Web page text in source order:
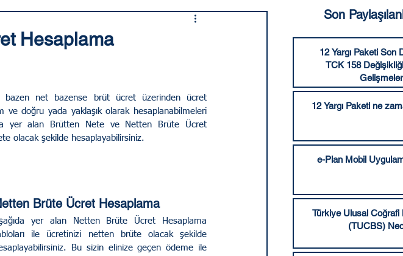
E Devlet
Hukuku
Hesaplama
bazen net bazense brüt ücret üzerinden ücret
ve doğru yada yaklaşık olarak hesaplanabilmeleri
yer alan Brütten Nete ve Netten Brüte Ücret
olacak şekilde hesaplayabilirsiniz.
Brüte Ücret Hesaplama
yer alan Netten Brüte Ücret Hesaplama
ile ücretinizi netten brüte olacak şekilde
Bu sizin elinize geçen ödeme ile
Son
12 Yargı Paketi Son
TCK 158
Gelişmeler
12 Yargı Paketi ne
e-Plan Mobil
Türkiye Ulusal Coğrafi
(TUCBS)